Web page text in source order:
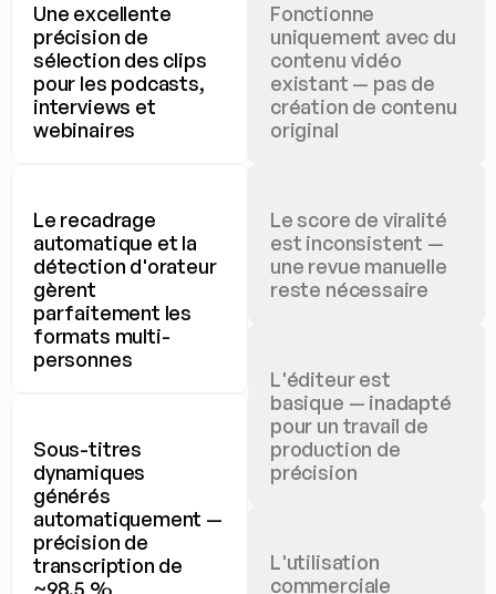
Une excellente
précision de
sélection des clips
pour les podcasts,
interviews et
webinaires
Le recadrage
automatique et la
détection d'orateur
gèrent
parfaitement les
formats multi-
personnes
Sous-titres
dynamiques
générés
automatiquement —
précision de
transcription de
~98,5 %
Fonctionne
uniquement avec du
contenu vidéo
existant — pas de
création de contenu
original
Le score de viralité
est inconsistent —
une revue manuelle
reste nécessaire
L'éditeur est
basique — inadapté
pour un travail de
production de
précision
L'utilisation
commerciale